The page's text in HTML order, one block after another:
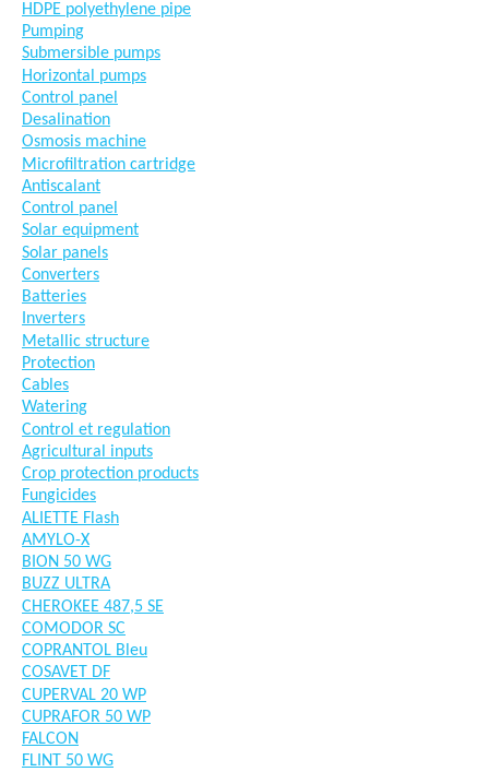
HDPE polyethylene pipe
Pumping
Submersible pumps
Horizontal pumps
Control panel
Desalination
Osmosis machine
Microfiltration cartridge
Antiscalant
Control panel
Solar equipment
Solar panels
Converters
Batteries
Inverters
Metallic structure
Protection
Cables
Watering
Control et regulation
Agricultural inputs
Crop protection products
Fungicides
ALIETTE Flash
AMYLO-X
BION 50 WG
BUZZ ULTRA
CHEROKEE 487,5 SE
COMODOR SC
COPRANTOL Bleu
COSAVET DF
CUPERVAL 20 WP
CUPRAFOR 50 WP
FALCON
FLINT 50 WG